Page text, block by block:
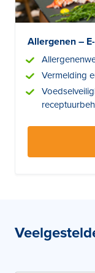
Allergenen –
Vermelding